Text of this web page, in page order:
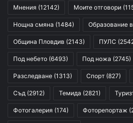
Мнения (12142) Моите отговори
Нощна смяна (1484) Образование
Община Пловдив (2143) ПУЛС
Под небето (6493) Под ножа (2745)
Разследване (1313) Спорт (827)
Съд (2912) Темида (2821)
Фотогалерия (174) Фоторепортаж